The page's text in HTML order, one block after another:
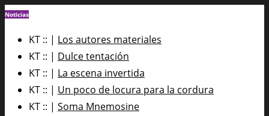
Noticias
KT :: | Los autores materiales
KT :: | Dulce tentación
KT :: | La escena invertida
KT :: | Un poco de locura para la cordura
KT :: | Soma Mnemosine